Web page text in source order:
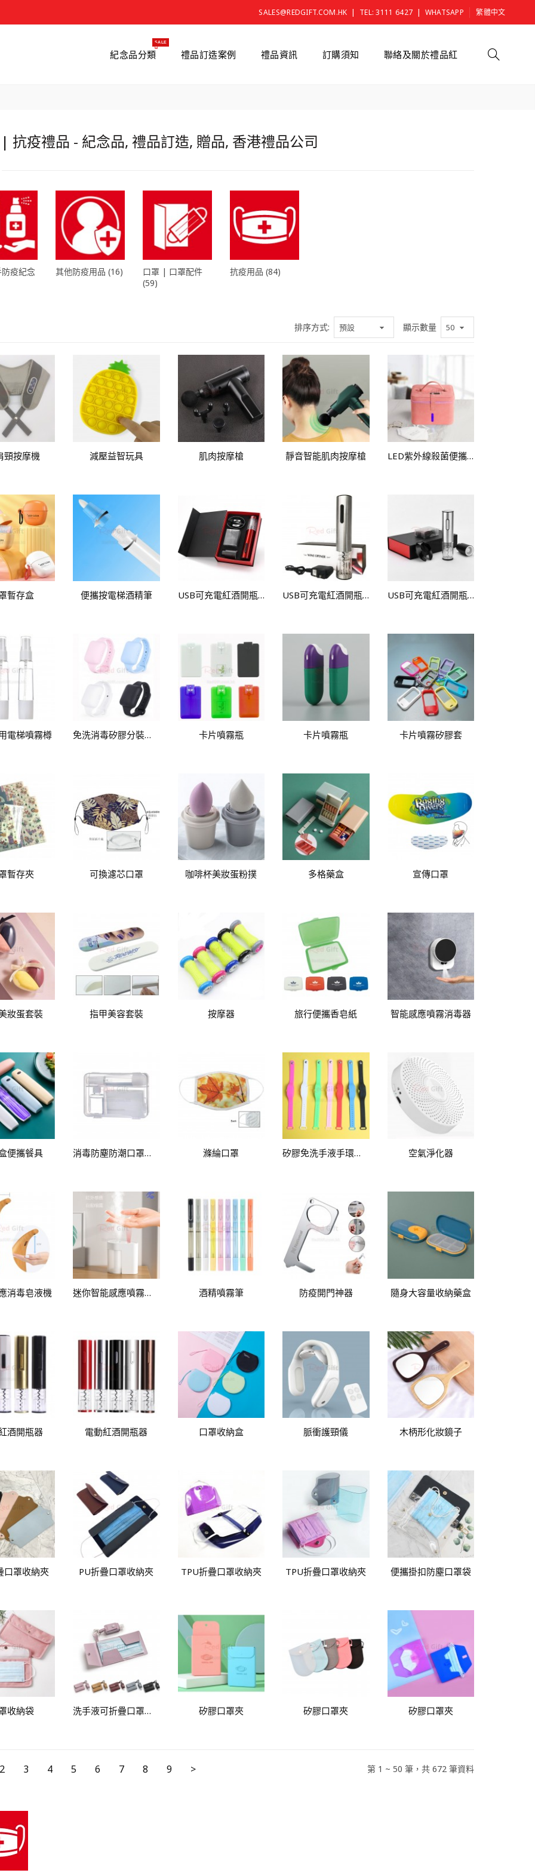
SALES@REDGIFT.COM.HK | TEL: 3111 6427 | WHATSAPP 繁體中文
紀念品分類
SALE
禮品訂造案例 禮品資訊 訂購須知 聯絡及關於禮品紅
抗疫禮品 - 紀念品, 禮品訂造, 贈品, 香港禮品公司
疫紀念 其他防疫用品 (16)
口罩 | 口罩配件
(59)
抗疫用品 (84)
排序方式: 顯示數量
頸按摩機 減壓益智玩具 肌肉按摩槍 靜音智能肌肉按摩槍 LED紫外線殺菌便攜收納包
暫存盒 便攜按電梯酒精筆 USB可充電紅酒開瓶器 USB可充電紅酒開瓶器 USB可充電紅酒開瓶器套裝
電梯噴霧樽 免洗消毒矽膠分裝手環 卡片噴霧瓶 卡片噴霧瓶 卡片噴霧矽膠套
暫存夾 可換濾芯口罩 咖啡杯美妝蛋粉撲 多格藥盒 宣傳口罩
妝蛋套裝 指甲美容套裝 按摩器 旅行便攜香皂紙 智能感應噴霧消毒器
便攜餐具 消毒防塵防潮口罩收納套裝 滌綸口罩 矽膠免洗手液手環（帶瓶子） 空氣淨化器
消毒皂液機 迷你智能感應噴霧消毒器 酒精噴霧筆 防疫開門神器 隨身大容量收納藥盒
酒開瓶器 電動紅酒開瓶器 口罩收納盒 脈衝護頸儀 木柄形化妝鏡子
口罩收納夾 PU折疊口罩收納夾 TPU折疊口罩收納夾 TPU折疊口罩收納夾 便攜掛扣防塵口罩袋
收納袋 洗手液可折疊口罩暫存夾 矽膠口罩夾 矽膠口罩夾 矽膠口罩夾
2 3 4 5 6 7 8 9 > 第 1 ~ 50 筆，共 672 筆資料